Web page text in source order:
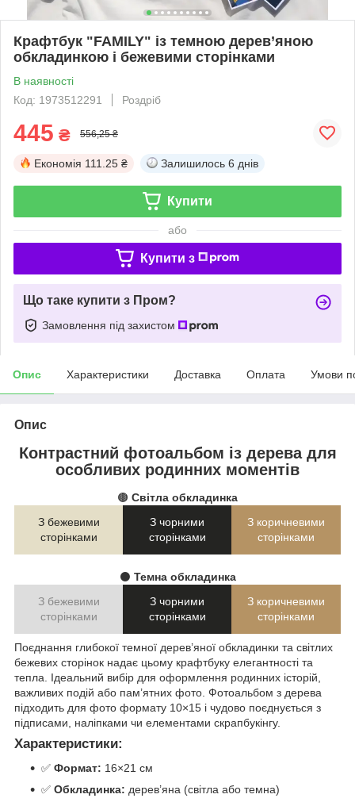
Крафтбук "FAMILY" із темною дерев’яною
обкладинкою і бежевими сторінками
В наявності
Код: 1973512291
Роздріб
445 ₴ 556,25 ₴
Економія 111.25 ₴ Залишилось 6 днів
Купити
або
Купити з
Що таке купити з Пром?
Замовлення під захистом
Опис Характеристики Доставка Оплата Умови
Опис
Контрастний фотоальбом із дерева для
особливих родинних моментів
🟤 Світла обкладинка
З бежевими
сторінками
З чорними
сторінками
З коричневими
сторінками
⚫ Темна обкладинка
З бежевими
сторінками
З чорними
сторінками
З коричневими
сторінками
Поєднання глибокої темної дерев’яної обкладинки та світлих
бежевих сторінок надає цьому крафтбуку елегантності та
тепла. Ідеальний вибір для оформлення родинних історій,
важливих подій або пам’ятних фото. Фотоальбом з дерева
підходить для фото формату 10×15 і чудово поєднується з
підписами, наліпками чи елементами скрапбукінгу.
Характеристики:
✅ Формат: 16×21 см
✅ Обкладинка: дерев’яна (світла або темна)